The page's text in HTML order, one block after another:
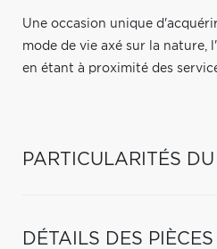
Une occasion unique
mode de vie axé sur la
en étant à proximité des
PARTICULARITÉS
DÉTAILS DES PIÈCES